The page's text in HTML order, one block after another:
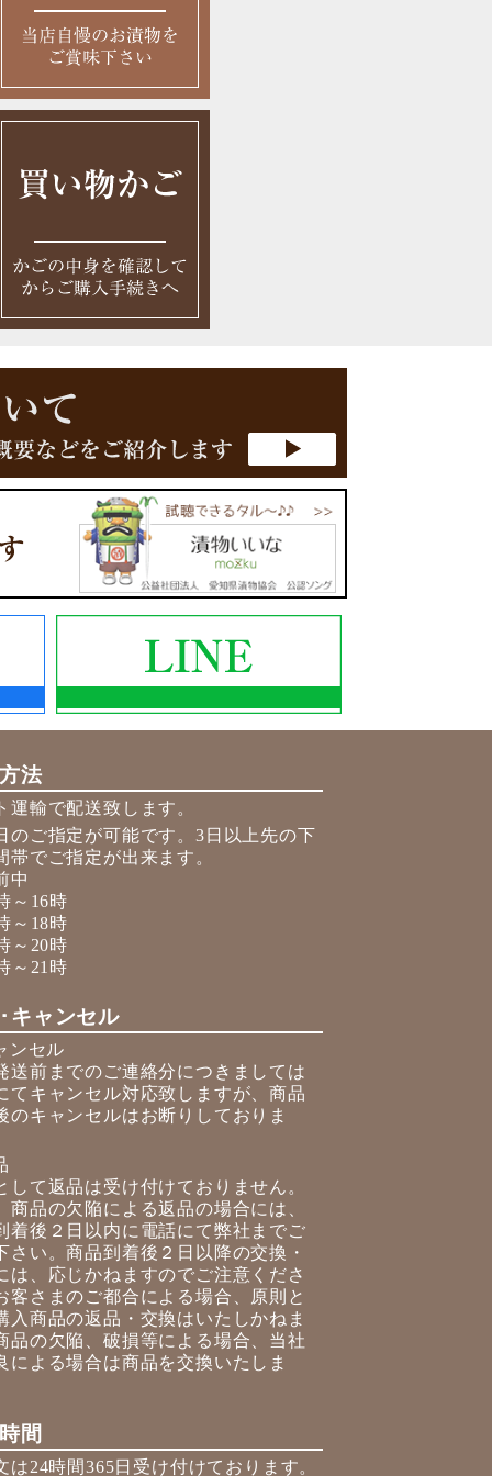
法
運輸で配送致します。
のご指定が可能です。3日以上先の下
帯でご指定が出来ます。
中
～16時
～18時
～20時
～21時
キャンセル
ンセル
送前までのご連絡分につきましては
てキャンセル対応致しますが、商品
のキャンセルはお断りしておりま
して返品は受け付けておりません。
商品の欠陥による返品の場合には、
着後２日以内に電話にて弊社までご
さい。商品到着後２日以降の交換・
は、応じかねますのでご注意くださ
客さまのご都合による場合、原則と
入商品の返品・交換はいたしかねま
品の欠陥、破損等による場合、当社
による場合は商品を交換いたしま
間
は24時間365日受け付けております。